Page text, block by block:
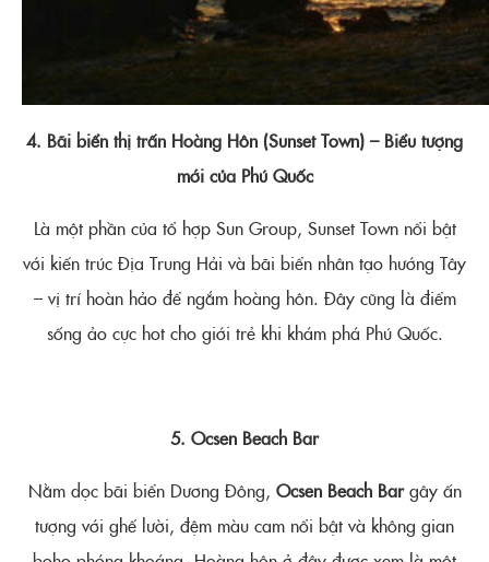
4. Bãi biển thị trấn Hoàng Hôn (Sunset Town) – Biểu tượng
mới của Phú Quốc
Là một phần của tổ hợp Sun Group, Sunset Town nổi bật
với kiến trúc Địa Trung Hải và bãi biển nhân tạo hướng Tây
– vị trí hoàn hảo để ngắm hoàng hôn. Đây cũng là điểm
sống ảo cực hot cho giới trẻ khi khám phá Phú Quốc.
5. Ocsen Beach Bar
Nằm dọc bãi biển Dương Đông, Ocsen Beach Bargây ấn
tượng với ghế lười, đệm màu cam nổi bật và không gian